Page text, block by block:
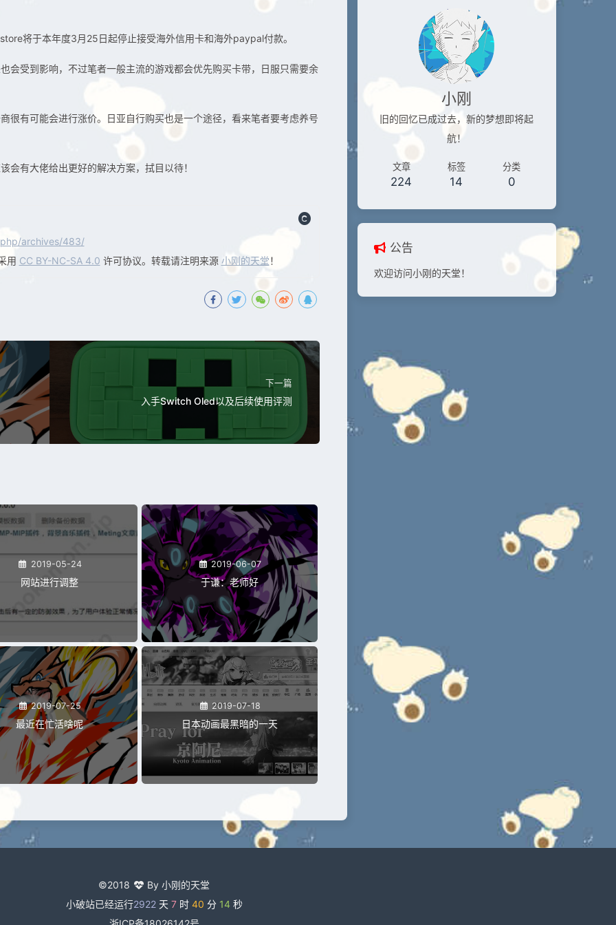
将于本年度3月25日起停止接受海外信用卡和海外paypal付款。
会受到影响，不过笔者一般主流的游戏都会优先购买卡带，日服只需要余
很有可能会进行涨价。日亚自行购买也是一个途径，看来笔者要考虑养号
会有大佬给出更好的解决方案，拭目以待！
archives/483/
用 CC BY-NC-SA 4.0 许可协议。转载请注明来源 小刚的天堂！
下一篇
入手Switch Oled以及后续使用评测
2019-05-24
网站进行调整
2019-06-07
于谦：老师好
2019-07-25
最近在忙活啥呢
2019-07-18
日本动画最黑暗的一天
小刚
旧的回忆已成过去，新的梦想即将起
航！
文章
224
标签
14
分类
0
公告
欢迎访问小刚的天堂！
©2018
By 小刚的天堂
小破站已经运行2922天 7时 40 分 15 秒